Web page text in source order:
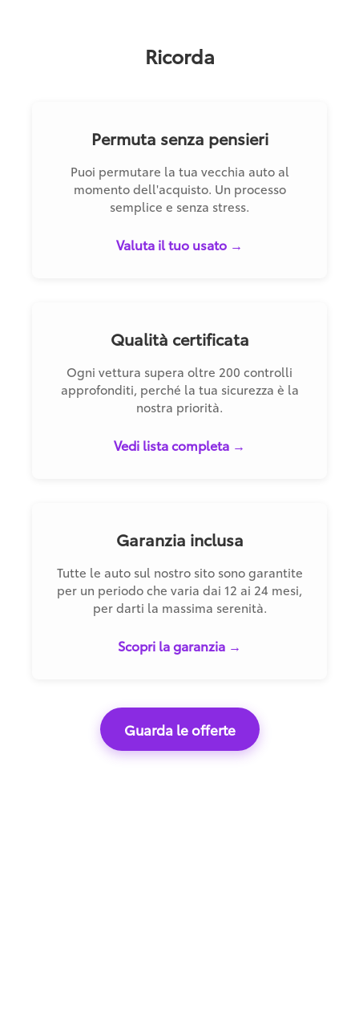
Ricorda
Permuta senza pensieri
Puoi permutare la tua vecchia auto al
momento dell'acquisto. Un processo
semplice e senza stress.
Valuta il tuo usato →
Qualità certificata
Ogni vettura supera oltre 200 controlli
approfonditi, perché la tua sicurezza è la
nostra priorità.
Vedi lista completa →
Garanzia inclusa
Tutte le auto sul nostro sito sono garantite
per un periodo che varia dai 12 ai 24 mesi,
per darti la massima serenità.
Scopri la garanzia →
Guarda le offerte